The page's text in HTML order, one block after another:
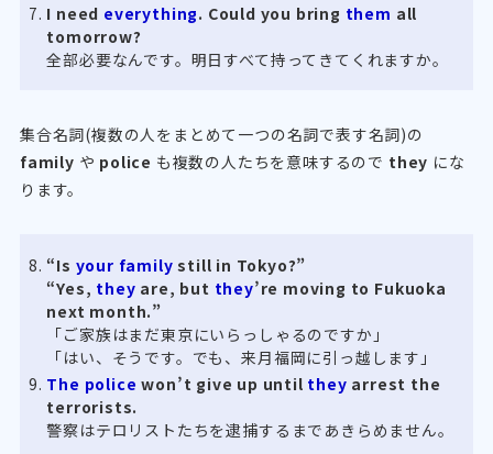
I need everything. Could you bring them all
tomorrow?
全部必要なんです。明日すべて持ってきてくれますか。
集合名詞(複数の人をまとめて一つの名詞で表す名詞)の
family や police も複数の人たちを意味するので they にな
ります。
“Is your family still in Tokyo?”
“Yes, they are, but they’re moving to Fukuoka
next month.”
「ご家族はまだ東京にいらっしゃるのですか」
「はい、そうです。でも、来月福岡に引っ越します」
The police won’t give up until they arrest the
terrorists.
警察はテロリストたちを逮捕するまであきらめません。